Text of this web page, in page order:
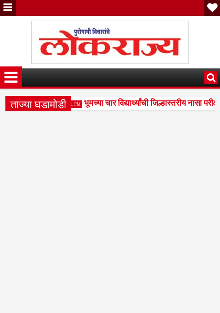
ताज्या घडामोडी
झाला मोकळा 4:41 PM
भूमच्या चार विद्यार्थ्यांची जिल्हास्तरीय नासा